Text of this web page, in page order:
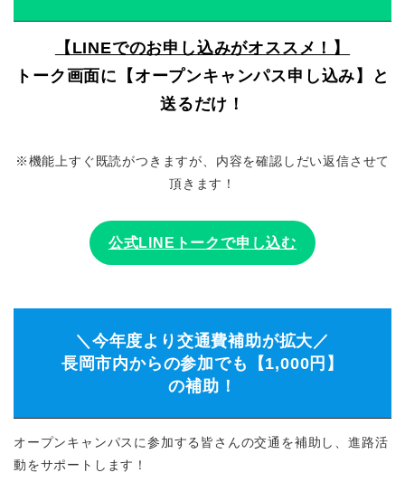
【LINEでのお申し込みがオススメ！】
トーク画面に【オープンキャンパス申し込み】と
送るだけ！
※機能上すぐ既読がつきますが、内容を確認しだい返信させて
頂きます！
公式LINEトークで申し込む
＼今年度より交通費補助が拡大／
長岡市内からの参加でも【1,000円】
の補助！
オープンキャンパスに参加する皆さんの交通を補助し、進路活
動をサポートします！